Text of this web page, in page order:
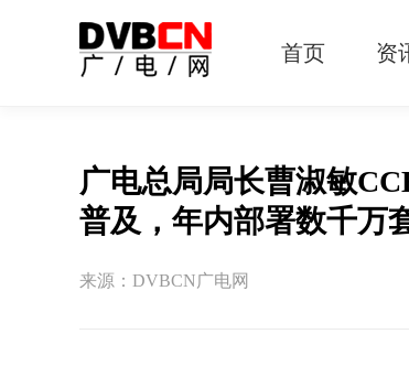
首页 资
广电总局局长曹淑敏
普及，年内部署数千万
来源：DVBCN广电网